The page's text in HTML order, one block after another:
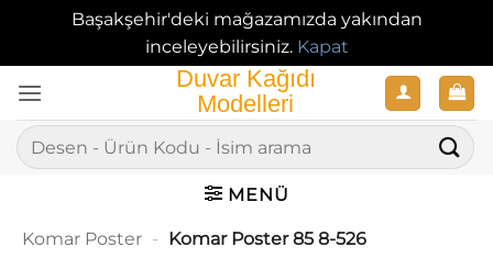
Başakşehir'deki mağazamızda yakından
inceleyebilirsiniz. Kapat
atla
Ara:
MENÜ
Komar Poster - Komar Poster 85 8-526